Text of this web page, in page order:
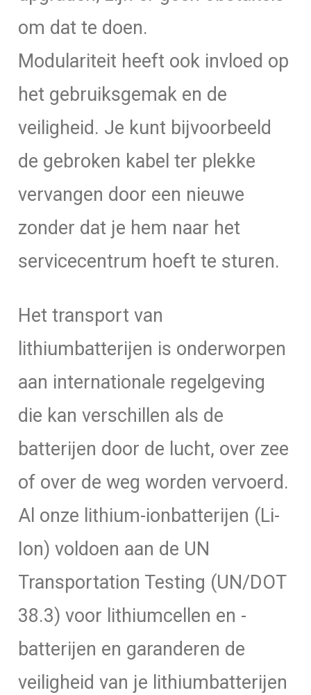
om dat te doen.
Modulariteit heeft ook invloed op
het gebruiksgemak en de
veiligheid. Je kunt bijvoorbeeld
de gebroken kabel ter plekke
vervangen door een nieuwe
zonder dat je hem naar het
servicecentrum hoeft te sturen.
Het transport van
lithiumbatterijen is onderworpen
aan internationale regelgeving
die kan verschillen als de
batterijen door de lucht, over zee
of over de weg worden vervoerd.
Al onze lithium-ionbatterijen (Li-
Ion) voldoen aan de UN
Transportation Testing (UN/DOT
38.3) voor lithiumcellen en -
batterijen en garanderen de
veiligheid van je lithiumbatterijen